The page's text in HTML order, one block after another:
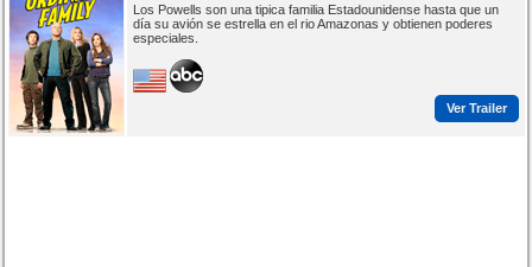
Los Powells son una tipica familia Estadounidense hasta que un
día su avión se estrella en el rio Amazonas y obtienen poderes
especiales.
Ver Trailer